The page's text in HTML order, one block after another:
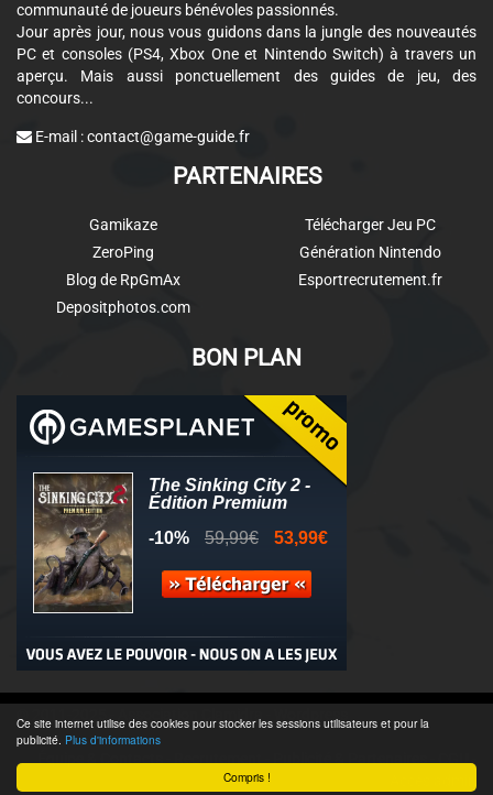
Compris !
Ce site internet utilise des cookies pour stocker les sessions utilisateurs et pour la
publicité. Plus d'informations
communauté de joueurs bénévoles passionnés.
Jour après jour, nous vous guidons dans la jungle des nouveautés
PC et consoles (PS4, Xbox One et Nintendo Switch) à travers un
aperçu. Mais aussi ponctuellement des guides de jeu, des
concours...
E-mail :contact@game-guide.fr
PARTENAIRES
Gamikaze
ZeroPing
Blog de RpGmAx
Depositphotos.com
Télécharger Jeu PC
Génération Nintendo
Esportrecrutement.fr
BON PLAN